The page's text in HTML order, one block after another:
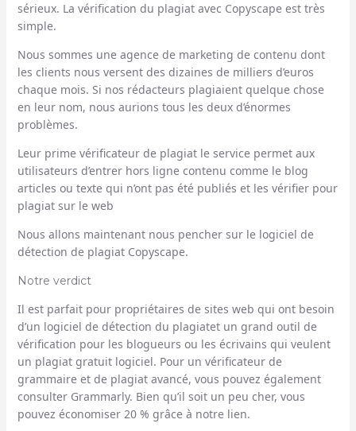
sérieux. La vérification du plagiat avec Copyscape est très
simple.
Nous sommes une agence de marketing de contenu dont
les clients nous versent des dizaines de milliers d’euros
chaque mois. Si nos rédacteurs plagiaient quelque chose
en leur nom, nous aurions tous les deux d’énormes
problèmes.
Leur prime vérificateur de plagiatle service permet aux
utilisateurs d’entrer hors ligne contenu comme le blog
articles ou textequi n’ont pas été publiés et les vérifier pour
plagiatsur le web
Nous allons maintenant nous pencher sur le logiciel de
détection de plagiat Copyscape.
Notre verdict
Il est parfait pour propriétaires de sites web qui ont besoin
d’un logiciel de détection du plagiatet un grand outil de
vérification pour les blogueurs ou les écrivains qui veulent
un plagiat gratuit logiciel. Pour un vérificateur de
grammaire et de plagiat avancé, vous pouvez également
consulter Grammarly. Bien qu’il soit un peu cher, vous
pouvez économiser 20 % grâce à notre lien.